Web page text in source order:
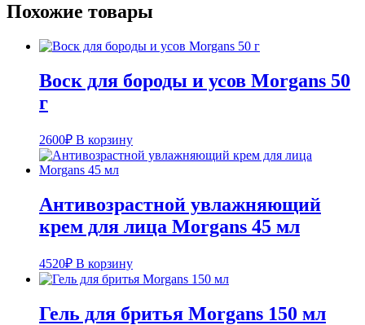
Похожие товары
Воск для бороды и усов Morgans 50
г
2600₽ В корзину
Антивозрастной увлажняющий
крем для лица Morgans 45 мл
4520₽ В корзину
Гель для бритья Morgans 150 мл